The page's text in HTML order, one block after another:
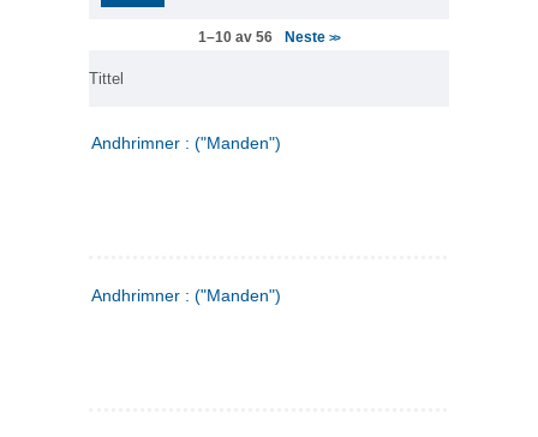
1–10 av 56 Neste>>
Tittel
Andhrimner : ("Manden")
Andhrimner : ("Manden")